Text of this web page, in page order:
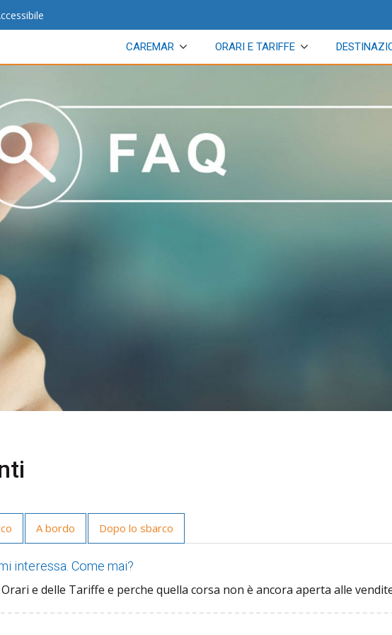
CAREMAR ORARI E TARIFFE
A bordo Dopo lo sbarco
interessa. Come mai?
e delle Tariffe e perche quella corsa non è ancora aperta alle